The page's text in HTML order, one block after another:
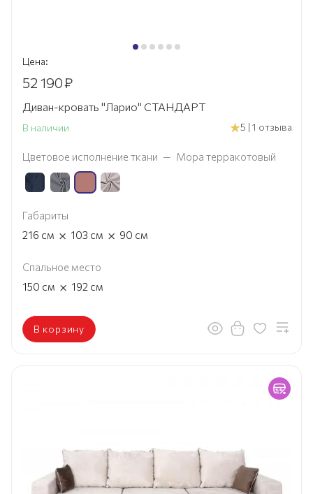
Цена:
52 190₽
Диван-кровать "Ларио" СТАНДАРТ
В наличии 5 | 1 отзыва
Цветовое исполнение ткани — Мора терракотовый
Габариты
216 см × 103 см × 90 см
Спальное место
150 см × 192 см
В корзину